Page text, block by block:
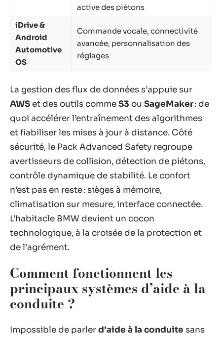
active des piétons
iDrive &
Android
Automotive
OS
Commande vocale, connectivité
avancée, personnalisation des
réglages
La gestion des flux de données s’appuie sur
AWS et des outils commeS3 ou SageMaker: de
quoi accélérer l’entraînement des algorithmes
et fiabiliser les mises à jour à distance. Côté
sécurité, le Pack Advanced Safety regroupe
avertisseurs de collision, détection de piétons,
contrôle dynamique de stabilité. Le confort
n’est pas en reste : sièges à mémoire,
climatisation sur mesure, interface connectée.
L’habitacle BMW devient un cocon
technologique, à la croisée de la protection et
de l’agrément.
Comment fonctionnent les
principaux systèmes d’aide à la
conduite ?
Impossible de parlerd’aide à la conduite sans